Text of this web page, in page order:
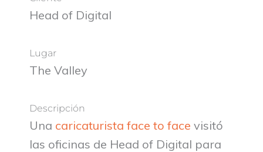
Head of Digital
Lugar
The Valley
Descripción
Una caricaturista face to face visitó
las oficinas de Head of Digital para